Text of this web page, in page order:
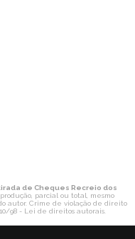
de Cheques Recreio dos
parcial ou total, mesmo
autor. Crime de violação de direito
98 - Lei de direitos autorais.